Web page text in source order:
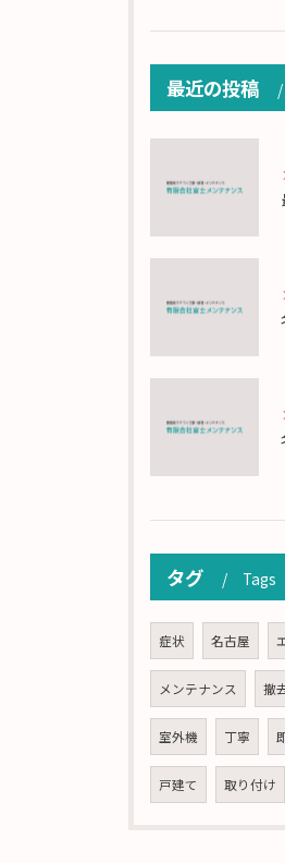
最近の投稿
タグ Tags
症状 名古屋
メンテナンス 撤
室外機 丁寧
戸建て 取り付け